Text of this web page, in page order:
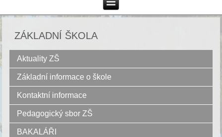
ZÁKLADNÍ ŠKOLA
Aktuality ZŠ
Základní informace o škole
Kontaktní informace
Pedagogický sbor ZŠ
BAKALÁŘI